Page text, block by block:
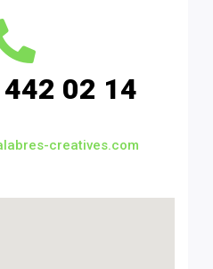
02 14
creatives.com